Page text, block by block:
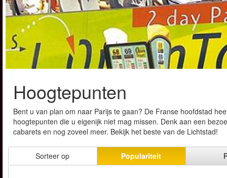
Hoogtepunten
Bent u van plan om naar Parijs te gaan? De Franse hoofdstad
hoogtepunten die u eigenijk niet mag missen. Denk aan een
cabarets en nog zoveel meer. Bekijk het beste van de Lichtstad!
Sorteer op Populariteit